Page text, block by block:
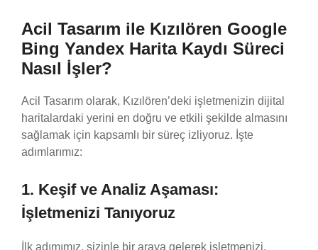
Acil Tasarım ile Kızılören Google
Bing Yandex Harita Kaydı Süreci
Nasıl İşler?
Acil Tasarım olarak, Kızılören’deki işletmenizin dijital
haritalardaki yerini en doğru ve etkili şekilde almasını
sağlamak için kapsamlı bir süreç izliyoruz. İşte
adımlarımız:
1. Keşif ve Analiz Aşaması:
İşletmenizi Tanıyoruz
İlk adımımız, sizinle bir araya gelerek işletmenizi,